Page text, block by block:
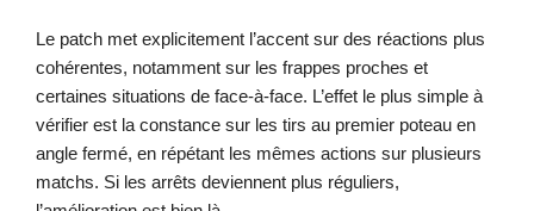
Le patch met explicitement l’accent sur des réactions plus
cohérentes, notamment sur les frappes proches et
certaines situations de face-à-face. L’effet le plus simple à
vérifier est la constance sur les tirs au premier poteau en
angle fermé, en répétant les mêmes actions sur plusieurs
matchs. Si les arrêts deviennent plus réguliers,